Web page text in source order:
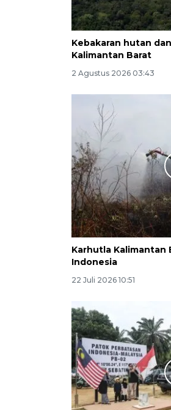
Kebakaran hutan
Kalimantan Barat
2 Agustus 2026 03:43
Karhutla Kalimantan
Indonesia
22 Juli 2026 10:51